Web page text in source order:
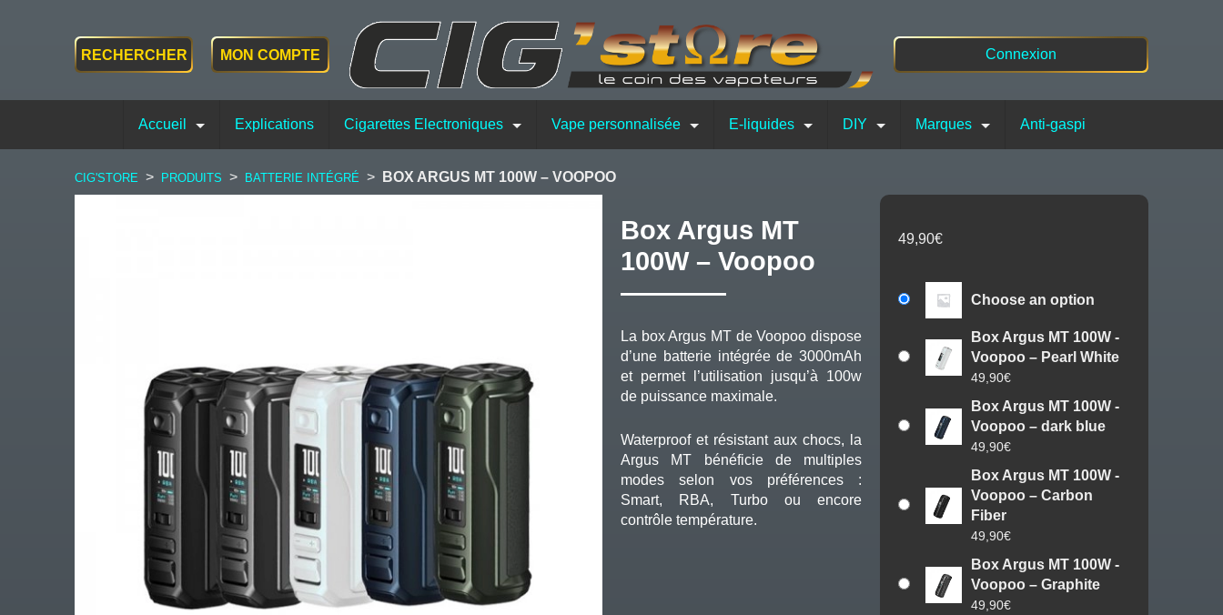
RECHERCHER MON COMPTE Connexion
Accueil Explications Cigarettes Electroniques Vape personnalisée E-liquides DIY Marques Anti-gaspi
CIG'STORE > PRODUITS > BATTERIE INTÉGRÉ > BOX ARGUS MT 100W – VOOPOO
Box Argus MT
100W – Voopoo
La box Argus MT de Voopoo dispose
d’une batterie intégrée de 3000mAh
et permet l’utilisation jusqu’à 100w
de puissance maximale.
Waterproof et résistant aux chocs, la
Argus MT bénéficie de multiples
modes selon vos préférences :
Smart, RBA, Turbo ou encore
contrôle température.
49,90€
Choose an option
Box Argus MT 100W -
Voopoo – Pearl White
49,90€
Box Argus MT 100W -
Voopoo – dark blue
49,90€
Box Argus MT 100W -
Voopoo – Carbon
Fiber
49,90€
Box Argus MT 100W -
Voopoo – Graphite
49,90€